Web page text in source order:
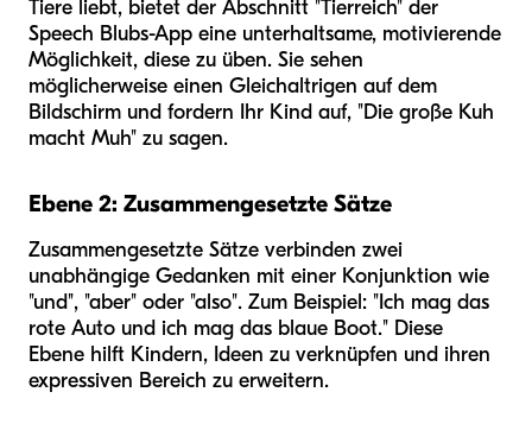
Tiere liebt, bietet der Abschnitt "Tierreich" der
Speech Blubs-App eine unterhaltsame, motivierende
Möglichkeit, diese zu üben. Sie sehen
möglicherweise einen Gleichaltrigen auf dem
Bildschirm und fordern Ihr Kind auf, "Die große Kuh
macht Muh" zu sagen.
Ebene 2: Zusammengesetzte Sätze
Zusammengesetzte Sätze verbinden zwei
unabhängige Gedanken mit einer Konjunktion wie
"und", "aber" oder "also". Zum Beispiel: "Ich mag das
rote Auto und ich mag das blaue Boot." Diese
Ebene hilft Kindern, Ideen zu verknüpfen und ihren
expressiven Bereich zu erweitern.